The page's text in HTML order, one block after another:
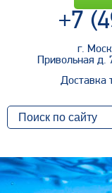
+7
г.
Привольная д.
Доставка